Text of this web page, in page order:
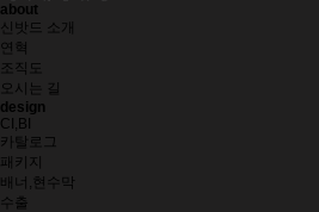
about
신밧드 소개
연혁
조직도
오시는 길
design
CI,BI
카탈로그
패키지
배너,현수막
수출